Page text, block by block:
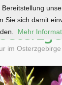
im Osterzgebirge
Sie sich damit
Mehr